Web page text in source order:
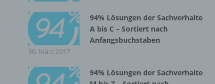
94% Lösungen der Sachverhalte
A bis C – Sortiert nach
Anfangsbuchstaben
30. März 2017
94% Lösungen der Sachverhalte